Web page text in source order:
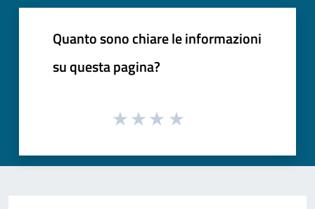
Quanto sono chiare le informazioni
su questa pagina?